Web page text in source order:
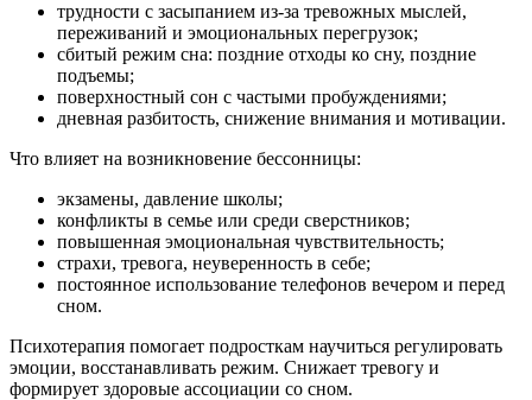
трудности с засыпанием из-за тревожных мыслей,
переживаний и эмоциональных перегрузок;
сбитый режим сна: поздние отходы ко сну, поздние
подъемы;
поверхностный сон с частыми пробуждениями;
дневная разбитость, снижение внимания и мотивации.
Что влияет на возникновение бессонницы:
экзамены, давление школы;
конфликты в семье или среди сверстников;
повышенная эмоциональная чувствительность;
страхи, тревога, неуверенность в себе;
постоянное использование телефонов вечером и перед
сном.
Психотерапия помогает подросткам научиться регулировать
эмоции, восстанавливать режим. Снижает тревогу и
формирует здоровые ассоциации со сном.